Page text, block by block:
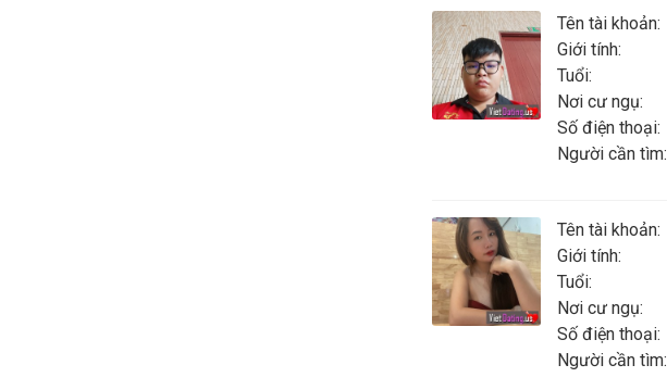
Tên tài khoản:
Giới tính:
Tuổi:
Nơi cư ngụ:
Số điện thoại:
Người cần tìm:
Tên tài khoản:
Giới tính:
Tuổi:
Nơi cư ngụ:
Số điện thoại:
Người cần tìm: